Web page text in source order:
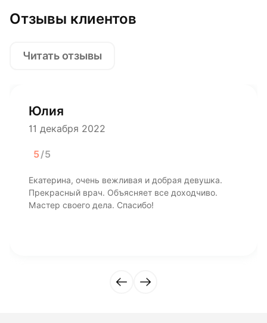
Отзывы клиентов
Читать отзывы
Юлия
11 декабря 2022
5/5
Екатерина, очень вежливая и добрая девушка.
Прекрасный врач. Объясняет все доходчиво.
Мастер своего дела. Спасибо!